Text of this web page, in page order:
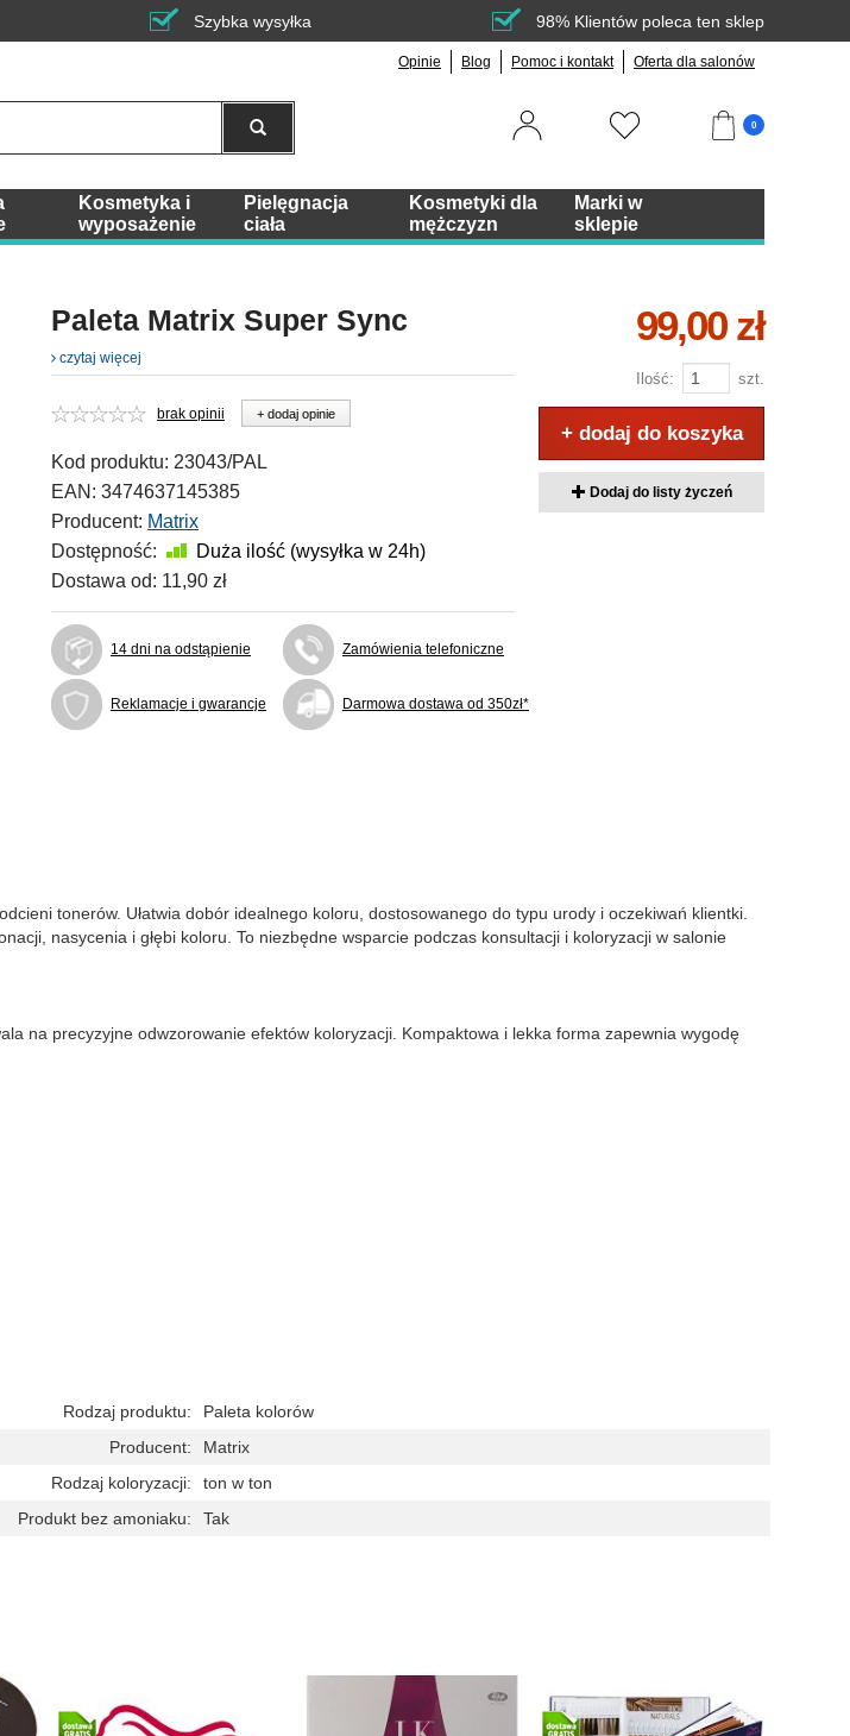
Szybka wysyłka 98% Klientów poleca ten sklep
Opinie Blog Pomoc i kontakt Oferta dla salonów
0
Kosmetyka i
wyposażenie
Pielęgnacja
ciała
Kosmetyki dla
mężczyzn
Marki w
sklepie
Paleta Matrix Super Sync
czytaj więcej
brak opinii + dodaj opinie
Kod produktu: 23043/PAL
EAN: 3474637145385
Producent: Matrix
Dostępność:
Duża ilość (wysyłka w 24h)
Dostawa od: 11,90 zł
14 dni na odstąpienie Zamówienia telefoniczne
Reklamacje i gwarancje Darmowa dostawa od 350zł*
99,00 zł
Ilość: szt.
+ dodaj do koszyka
Dodaj do listy życzeń
tonerów. Ułatwia dobór idealnego koloru, dostosowanego do typu urody i oczekiwań klientki.
nasycenia i głębi koloru. To niezbędne wsparcie podczas konsultacji i koloryzacji w salonie
na precyzyjne odwzorowanie efektów koloryzacji. Kompaktowa i lekka forma zapewnia wygodę
Rodzaj produktu:
Paleta kolorów
Producent:
Matrix
Rodzaj koloryzacji:
ton w ton
Produkt bez amoniaku:
Tak